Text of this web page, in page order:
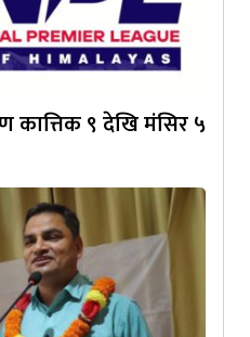
कात्तिक ९ देखि मंसिर ५